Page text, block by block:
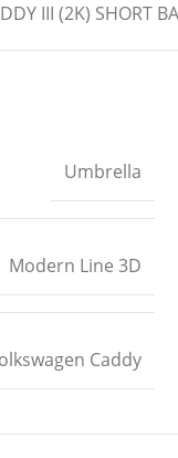
III (2K) SHORT
Umbrella
Modern Line 3D
Caddy